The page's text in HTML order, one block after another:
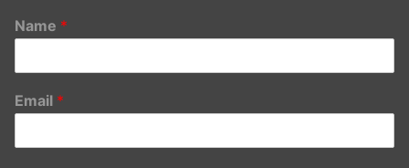
Name *
Email *